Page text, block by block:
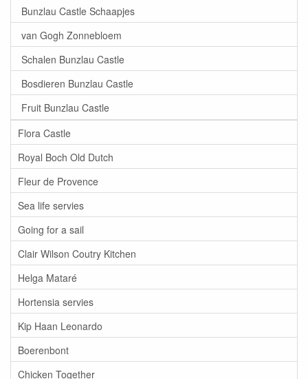
Bunzlau Castle Schaapjes
van Gogh Zonnebloem
Schalen Bunzlau Castle
Bosdieren Bunzlau Castle
Fruit Bunzlau Castle
Flora Castle
Royal Boch Old Dutch
Fleur de Provence
Sea life servies
Going for a sail
Clair Wilson Coutry Kitchen
Helga Mataré
Hortensia servies
Kip Haan Leonardo
Boerenbont
Chicken Together